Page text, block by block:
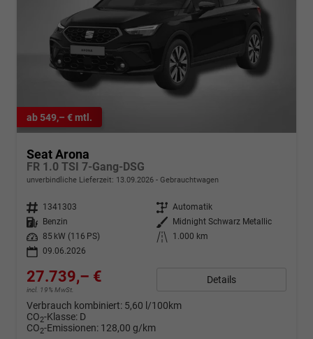
ab 549,– € mtl.
Seat Arona
FR 1.0 TSI 7-Gang-DSG
unverbindliche Lieferzeit: 13.09.2026 Gebrauchtwagen
Fahrzeugnr. 1341303 Getriebe Automatik
Kraftstoff
Benzin Außenfarbe
Midnight Schwarz Metallic
Leistung
85 kW (116 PS) Kilometerstand
1.000 km
09.06.2026
27.739,– €
incl. 19% MwSt.
Details
Verbrauch kombiniert: 5,60 l/100km
CO2-Klasse: D
CO2-Emissionen: 128,00 g/km